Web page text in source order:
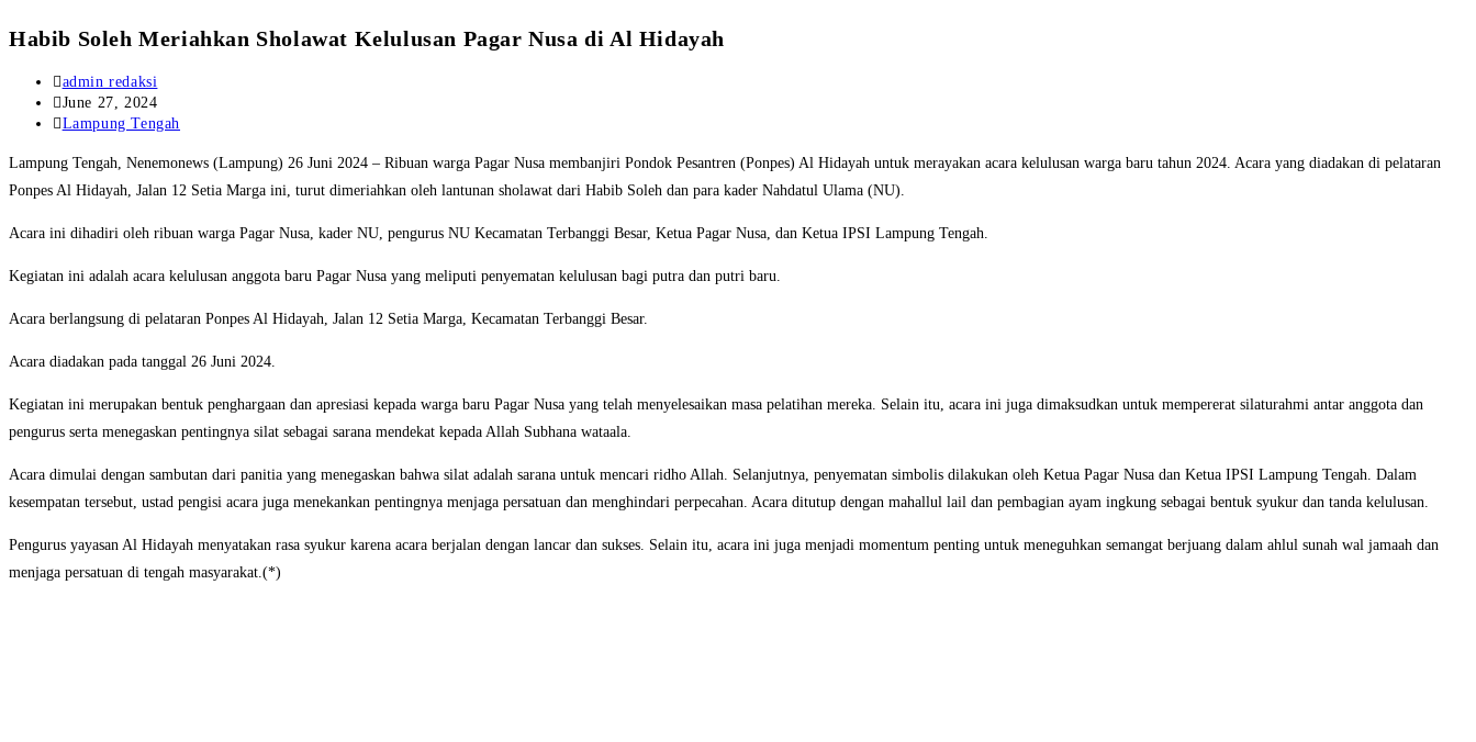
Habib Soleh Meriahkan Sholawat Kelulusan Pagar Nusa di Al Hidayah
Post
author:
admin redaksi
Post
published:
June 27, 2024
Post
Lampung Tengah
Lampung Tengah, Nenemonews (Lampung) 26 Juni 2024 – Ribuan warga Pagar Nusa membanjiri Pondok Pesantren (Ponpes) Al Hidayah untuk merayakan acara kelulusan warga baru tahun 2024. Acara yang diadakan di pelataran
Ponpes Al Hidayah, Jalan 12 Setia Marga ini, turut dimeriahkan oleh lantunan sholawat dari Habib Soleh dan para kader Nahdatul Ulama (NU).
Acara ini dihadiri oleh ribuan warga Pagar Nusa, kader NU, pengurus NU Kecamatan Terbanggi Besar, Ketua Pagar Nusa, dan Ketua IPSI Lampung Tengah.
Kegiatan ini adalah acara kelulusan anggota baru Pagar Nusa yang meliputi penyematan kelulusan bagi putra dan putri baru.
Acara berlangsung di pelataran Ponpes Al Hidayah, Jalan 12 Setia Marga, Kecamatan Terbanggi Besar.
Acara diadakan pada tanggal 26 Juni 2024.
Kegiatan ini merupakan bentuk penghargaan dan apresiasi kepada warga baru Pagar Nusa yang telah menyelesaikan masa pelatihan mereka. Selain itu, acara ini juga dimaksudkan untuk mempererat silaturahmi antar anggota dan
pengurus serta menegaskan pentingnya silat sebagai sarana mendekat kepada Allah Subhana wataala.
Acara dimulai dengan sambutan dari panitia yang menegaskan bahwa silat adalah sarana untuk mencari ridho Allah. Selanjutnya, penyematan simbolis dilakukan oleh Ketua Pagar Nusa dan Ketua IPSI Lampung Tengah. Dalam
kesempatan tersebut, ustad pengisi acara juga menekankan pentingnya menjaga persatuan dan menghindari perpecahan. Acara ditutup dengan mahallul lail dan pembagian ayam ingkung sebagai bentuk syukur dan tanda kelulusan.
Pengurus yayasan Al Hidayah menyatakan rasa syukur karena acara berjalan dengan lancar dan sukses. Selain itu, acara ini juga menjadi momentum penting untuk meneguhkan semangat berjuang dalam ahlul sunah wal jamaah dan
menjaga persatuan di tengah masyarakat.(*)